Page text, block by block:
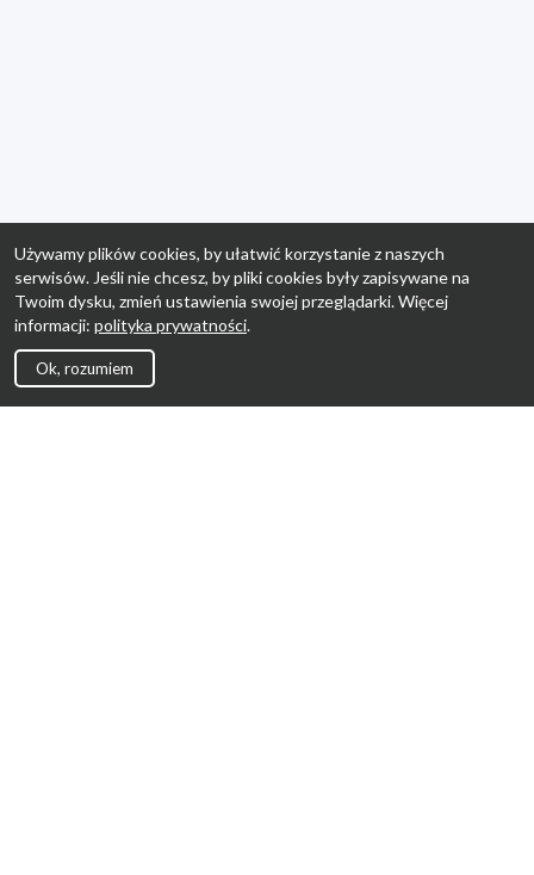
Używamy plików cookies, by ułatwić korzystanie z naszych
serwisów. Jeśli nie chcesz, by pliki cookies były zapisywane na
Twoim dysku, zmień ustawienia swojej przeglądarki. Więcej
informacji: polityka prywatności.
Ok, rozumiem